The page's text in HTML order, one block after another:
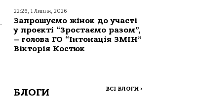
22:26, 1 Липня, 2026
Запрошуємо жінок до участі
у проєкті “Зростаємо разом”,
– голова ГО “Інтонація ЗМІН”
Вікторія Костюк
БЛОГИ ВСІ БЛОГИ >